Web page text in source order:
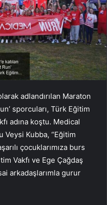
adlandırılan Maraton
sporcuları, Türk Eğitim
adına koştu. Medical
Veysi Kubba, “Eğitim
çocuklarımıza burs
Vakfı ve Ege Çağdaş
arkadaşlarımla gurur